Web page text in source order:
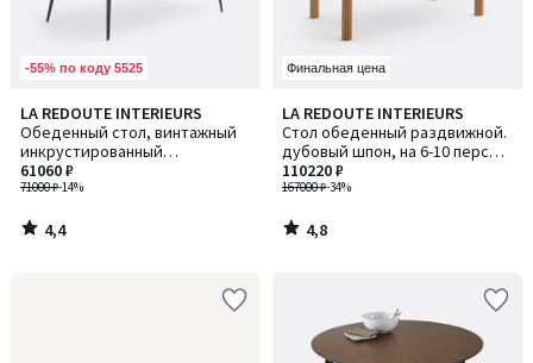
-55% по коду 5525
LA REDOUTE INTERIEURS
Обеденный стол, винтажный
инкрустированный
(маркетри), на 6 персон,
WATFORD / ВОТФОРД
71000 ₽-14%
61060 ₽
4,4
/ 5
4,4
/
Финальная цена
LA REDOUTE INTERIEURS
Стол обеденный раздвижной.
дубовый шпон, на 6-10 персон,
DESNA / ДЕСНА
167000 ₽-34%
110220 ₽
4,8
/ 5
4,8
/